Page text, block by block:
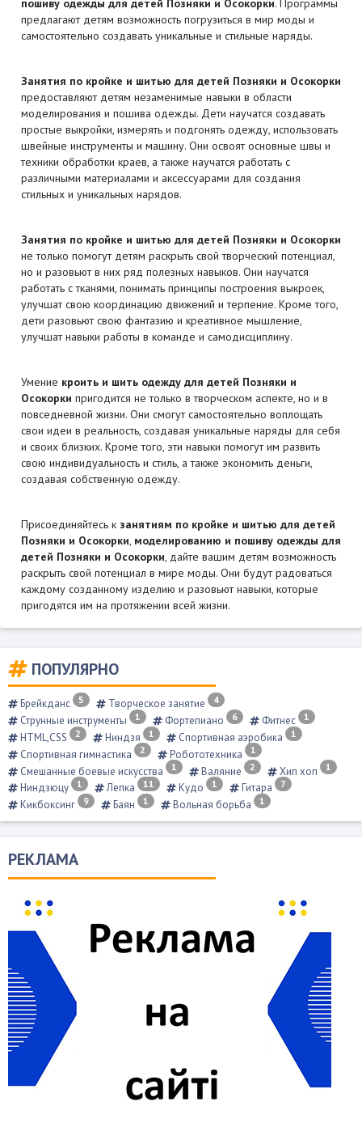
ПОПУЛЯРНО
Брейкданс 5 Творческое занятие 4
Струнные инструменты 1 Фортепиано 6 Фитнес 1
HTML,CSS 2 Ниндзя 1 Спортивная аэробика 1
Спортивная гимнастика 2 Робототехника 1
Смешанные боевые искусства 1 Валяние 2 Хип хоп 1
Ниндзюцу 1 Лепка 11 Кудо 1 Гитара 7
Кикбоксинг 9 Баян 1 Вольная борьба 1
РЕКЛАМА
пошиву одежды для детей Позняки и Осокорки. Программы
предлагают детям возможность погрузиться в мир моды и
самостоятельно создавать уникальные и стильные наряды.
Занятия по кройке и шитью для детей Позняки и Осокорки
предоставляют детям незаменимые навыки в области
моделирования и пошива одежды. Дети научатся создавать
простые выкройки, измерять и подгонять одежду, использовать
швейные инструменты и машину. Они освоят основные швы и
техники обработки краев, а также научатся работать с
различными материалами и аксессуарами для создания
стильных и уникальных нарядов.
Занятия по кройке и шитью для детей Позняки и Осокорки
не только помогут детям раскрыть свой творческий потенциал,
но и разовьют в них ряд полезных навыков. Они научатся
работать с тканями, понимать принципы построения выкроек,
улучшат свою координацию движений и терпение. Кроме того,
дети разовьют свою фантазию и креативное мышление,
улучшат навыки работы в команде и самодисциплину.
Умение кроить и шить одежду для детей Позняки и
Осокорки пригодится не только в творческом аспекте, но и в
повседневной жизни. Они смогут самостоятельно воплощать
свои идеи в реальность, создавая уникальные наряды для себя
и своих близких. Кроме того, эти навыки помогут им развить
свою индивидуальность и стиль, а также экономить деньги,
создавая собственную одежду.
Присоединяйтесь к занятиям по кройке и шитью для детей
Позняки и Осокорки, моделированию и пошиву одежды для
детей Позняки и Осокорки, дайте вашим детям возможность
раскрыть свой потенциал в мире моды. Они будут радоваться
каждому созданному изделию и разовьют навыки, которые
пригодятся им на протяжении всей жизни.